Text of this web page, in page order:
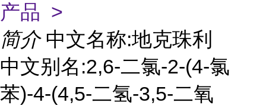
产品 >
简介 中文名称:地克珠利
中文别名:2,6-二氯-2-(4-氯
苯)-4-(4,5-二氢-3,5-二氧